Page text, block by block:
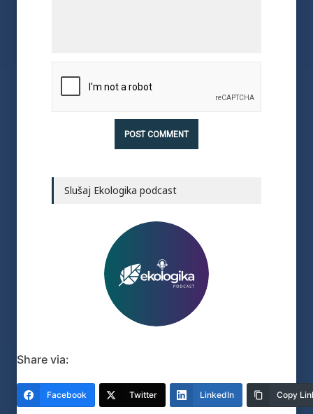
Slušaj Ekologika podcast
Share via:
Facebook Twitter LinkedIn Copy